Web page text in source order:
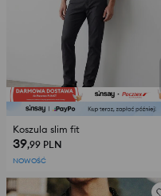
Koszula slim fit
39,99 PLN
NOWOŚĆ